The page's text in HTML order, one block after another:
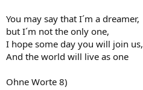
You may say that I´m a dreamer,
but I´m not the only one,
I hope some day you will join us,
And the world will live as one
Ohne Worte 8)